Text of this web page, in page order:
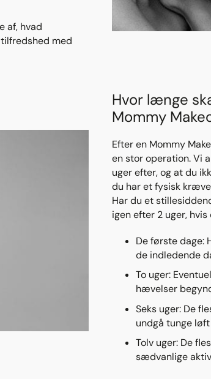
af, hvad
med
Hvor længe
Mommy
Efter en Mommy
en stor operation. Vi
uger efter, og at du
du har et fysisk
Har du et
igen efter 2 uger,
De første
de indledende
To uger:
hævelser
Seks uger: De
undgå tunge
Tolv uger: De
sædvanlige